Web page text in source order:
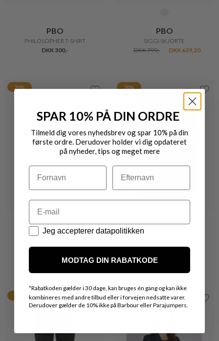
PBO
PHILOSOPHER T-SHIRT
DKK 300,-
PBO
SIGGI SKJORTE
DKK 799,-
DKK 639,20
20%
MEGHAN SKJORTE
DKK 399,20
20%
MADDY NEDERDEL
DKK 699,-
20%
SPAR 10% PÅ DIN ORDRE
Tilmeld dig vores nyhedsbrev og spar 10% på din
første ordre. Derudover holder vi dig opdateret
på nyheder, tips og meget mere
Navn Efternavn
Email
Datapolitik
Jeg accepterer datapolitikken
MODTAG DIN RABATKODE
*Rabatkoden gælder i 30 dage, kan bruges én gang og kan ikke
kombineres med andre tilbud eller i forvejen nedsatte varer.
Derudover gælder de 10% ikke på Barbour eller Parajumpers.